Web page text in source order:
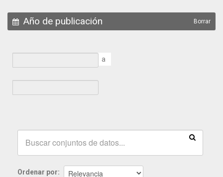
Año de publicación Borrar
a
Ordenar por